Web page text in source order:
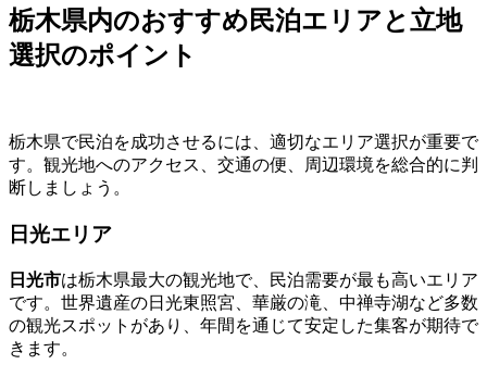
栃木県内のおすすめ民泊エリアと立地
選択のポイント
栃木県で民泊を成功させるには、適切なエリア選択が重要で
す。観光地へのアクセス、交通の便、周辺環境を総合的に判
断しましょう。
日光エリア
日光市は栃木県最大の観光地で、民泊需要が最も高いエリア
です。世界遺産の日光東照宮、華厳の滝、中禅寺湖など多数
の観光スポットがあり、年間を通じて安定した集客が期待で
きます。